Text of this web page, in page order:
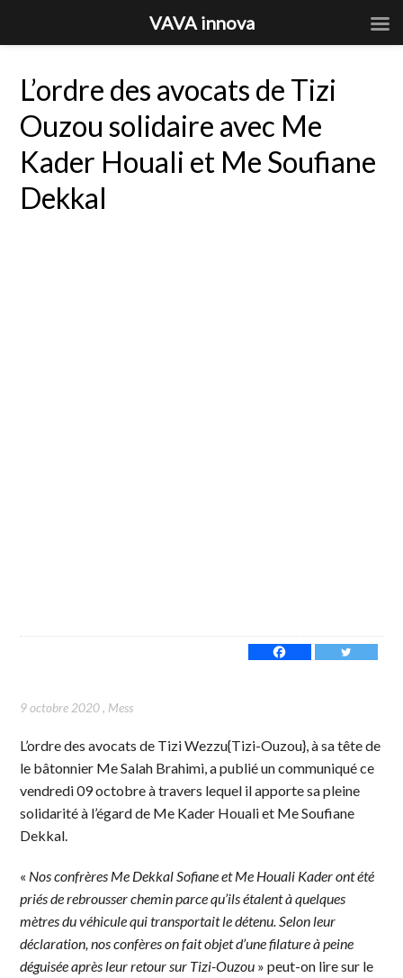
L’ordre des avocats de Tizi
Ouzou solidaire avec Me
Kader Houali et Me Soufiane
Dekkal
9 octobre 2020, Mess
L’ordre des avocats de Tizi Wezzu{Tizi-Ouzou}, à sa tête de
le bâtonnier Me Salah Brahimi, a publié un communiqué ce
vendredi 09 octobre à travers lequel il apporte sa pleine
solidarité à l’égard de Me Kader Houali et Me Soufiane
Dekkal.
« Nos confrères Me Dekkal Sofiane et Me Houali Kader ont été
priés de rebrousser chemin parce qu’ils étalent à quelques
mètres du véhicule qui transportait le détenu. Selon leur
déclaration, nos confères on fait objet d’une filature à peine
déguisée après leur retour sur Tizi-Ouzou » peut-on lire sur le
VAVA innova